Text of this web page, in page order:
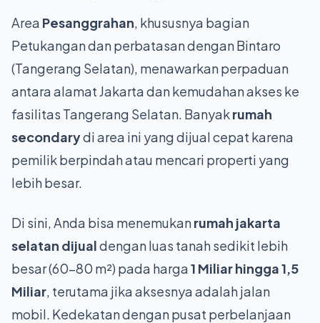
Area Pesanggrahan, khususnya bagian
Petukangan dan perbatasan dengan Bintaro
(Tangerang Selatan), menawarkan perpaduan
antara alamat Jakarta dan kemudahan akses ke
fasilitas Tangerang Selatan. Banyakrumah
secondarydi area ini yang dijual cepat karena
pemilik berpindah atau mencari properti yang
lebih besar.
Di sini, Anda bisa menemukanrumah jakarta
selatan dijualdengan luas tanah sedikit lebih
besar (60-80 m²) pada harga1 Miliar hingga 1,5
Miliar, terutama jika aksesnya adalah jalan
mobil. Kedekatan dengan pusat perbelanjaan